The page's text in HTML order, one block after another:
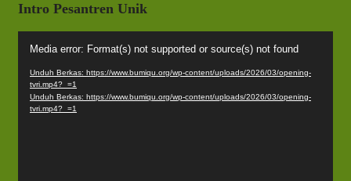
Intro Pesantren Unik
Media error: Format(s) not supported or source(s) not found
Unduh Berkas: https://www.bumiqu.org/wp-content/uploads/2026/03/opening-
tvri.mp4?_=1
Unduh Berkas: https://www.bumiqu.org/wp-content/uploads/2026/03/opening-
tvri.mp4?_=1